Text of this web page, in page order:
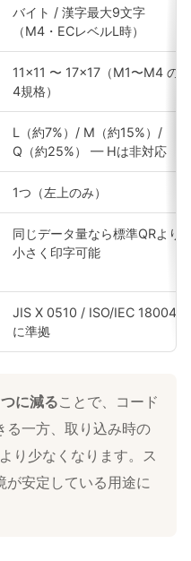
バイト / 漢字最大9文字
（M4・ECレベルL時）
11×11 〜 17×17（M1〜M4 の
4規格）
L（約7%）/ M（約15%）/
Q（約25%） — Hは非対応
1つ（左上のみ）
同じデータ量なら標準QRより
小さく印字可能
JIS X 0510 / ISO/IEC 18004
に準拠
に減ることで、コード
る一方、取り込み時の
り少なくなります。ス
が安定している用途に